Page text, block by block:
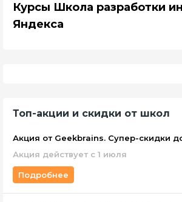
Курсы Школа разработки
Яндекса
Топ-акции и скидки от школ
Акция от Geekbrains. Супер-скидки
Акция действует с 1 июля
Подробнее